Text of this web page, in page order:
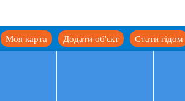
Стати гідом
Додати об'єкт
Моя карта